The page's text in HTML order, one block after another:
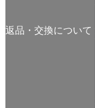
返品・交換について